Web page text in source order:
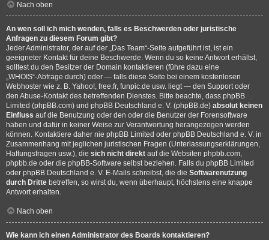
Nach oben
An wen soll ich mich wenden, falls es Beschwerden oder juristische
Anfragen zu diesem Forum gibt?
Jeder Administrator, der auf der „Das Team“-Seite aufgeführt ist, ist ein
geeigneter Kontakt für deine Beschwerde. Wenn du so keine Antwort erhältst,
solltest du den Besitzer der Domain kontaktieren (führe dazu eine
„WHOIS“-Abfrage durch) oder — falls diese Seite bei einem kostenlosen
Webhoster wie z. B. Yahoo!, free.fr, funpic.de usw. liegt — den Support oder
den Abuse-Kontakt des betreffenden Dienstes. Bitte beachte, dass phpBB
Limited (phpBB.com) und phpBB Deutschland e. V. (phpBB.de) absolut keinen
Einfluss auf die Benutzung oder den oder die Benutzer der Forensoftware
haben und dafür in keiner Weise zur Verantwortung herangezogen werden
können. Kontaktiere daher nie phpBB Limited oder phpBB Deutschland e. V. in
Zusammenhang mit jeglichen juristischen Fragen (Unterlassungserklärungen,
Haftungsfragen usw.), die sich nicht direkt auf die Websiten phpbb.com,
phpbb.de oder die phpBB-Software selbst beziehen. Falls du phpBB Limited
oder phpBB Deutschland e. V. E-Mails schreibst, die die Softwarenutzung
durch Dritte betreffen, so wirst du, wenn überhaupt, höchstens eine knappe
Antwort erhalten.
Nach oben
Wie kann ich einen Administrator des Boards kontaktieren?